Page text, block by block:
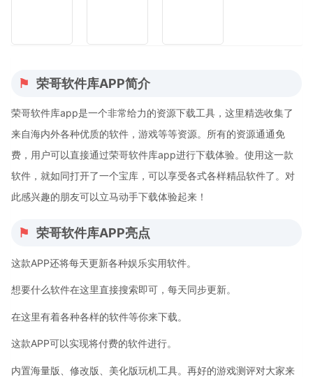
荣哥软件库APP简介
荣哥软件库app是一个非常给力的资源下载工具，这里精选收集了
来自海内外各种优质的软件，游戏等等资源。所有的资源通通免
费，用户可以直接通过荣哥软件库app进行下载体验。使用这一款
软件，就如同打开了一个宝库，可以享受各式各样精品软件了。对
此感兴趣的朋友可以立马动手下载体验起来！
荣哥软件库APP亮点
这款APP还将每天更新各种娱乐实用软件。
想要什么软件在这里直接搜索即可，每天同步更新。
在这里有着各种各样的软件等你来下载。
这款APP可以实现将付费的软件进行。
内置海量版、修改版、美化版玩机工具。再好的游戏测评对大家来